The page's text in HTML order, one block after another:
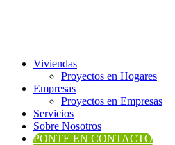
Viviendas
Proyectos en Hogares
Empresas
Proyectos en Empresas
Servicios
Sobre Nosotros
PONTE EN CONTACTO